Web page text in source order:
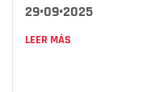
29•09•2025
LEER MÁS